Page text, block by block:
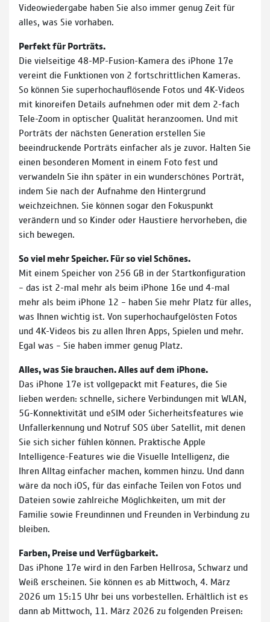
Videowiedergabe haben Sie also immer genug Zeit für
alles, was Sie vorhaben.
Perfekt für Porträts.
Die vielseitige 48-MP-Fusion-Kamera des iPhone 17e
vereint die Funktionen von 2 fortschrittlichen Kameras.
So können Sie superhochauflösende Fotos und 4K-Videos
mit kinoreifen Details aufnehmen oder mit dem 2-fach
Tele-Zoom in optischer Qualität heranzoomen. Und mit
Porträts der nächsten Generation erstellen Sie
beeindruckende Porträts einfacher als je zuvor. Halten Sie
einen besonderen Moment in einem Foto fest und
verwandeln Sie ihn später in ein wunderschönes Porträt,
indem Sie nach der Aufnahme den Hintergrund
weichzeichnen. Sie können sogar den Fokuspunkt
verändern und so Kinder oder Haustiere hervorheben, die
sich bewegen.
So viel mehr Speicher. Für so viel Schönes.
Mit einem Speicher von 256 GB in der Startkonfiguration
– das ist 2-mal mehr als beim iPhone 16e und 4-mal
mehr als beim iPhone 12 – haben Sie mehr Platz für alles,
was Ihnen wichtig ist. Von superhochaufgelösten Fotos
und 4K-Videos bis zu allen Ihren Apps, Spielen und mehr.
Egal was – Sie haben immer genug Platz.
Alles, was Sie brauchen. Alles auf dem iPhone.
Das iPhone 17e ist vollgepackt mit Features, die Sie
lieben werden: schnelle, sichere Verbindungen mit WLAN,
5G-Konnektivität und eSIM oder Sicherheitsfeatures wie
Unfallerkennung und Notruf SOS über Satellit, mit denen
Sie sich sicher fühlen können. Praktische Apple
Intelligence-Features wie die Visuelle Intelligenz, die
Ihren Alltag einfacher machen, kommen hinzu. Und dann
wäre da noch iOS, für das einfache Teilen von Fotos und
Dateien sowie zahlreiche Möglichkeiten, um mit der
Familie sowie Freundinnen und Freunden in Verbindung zu
bleiben.
Farben, Preise und Verfügbarkeit.
Das iPhone 17e wird in den Farben Hellrosa, Schwarz und
Weiß erscheinen. Sie können es ab Mittwoch, 4. März
2026 um 15:15 Uhr bei uns vorbestellen. Erhältlich ist es
dann ab Mittwoch, 11. März 2026 zu folgenden Preisen: